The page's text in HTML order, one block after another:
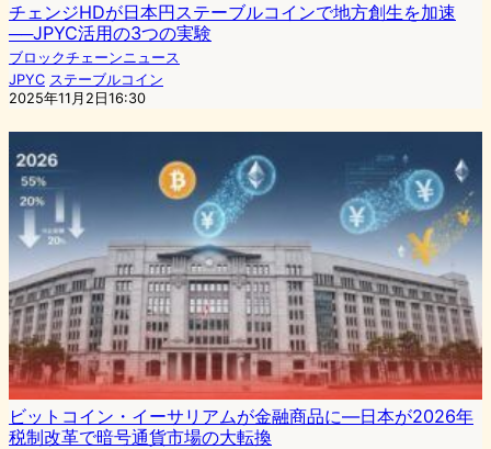
チェンジHDが日本円ステーブルコインで地方創生を加速
──JPYC活用の3つの実験
ブロックチェーンニュース
JPYC ステーブルコイン
2025年11月2日16:30
ビットコイン・イーサリアムが金融商品に―日本が2026年
税制改革で暗号通貨市場の大転換